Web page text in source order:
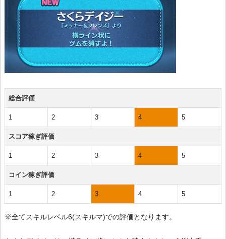
総合評価
1 2 3 4 5
スコア稼ぎ評価
1 2 3 4 5
コイン稼ぎ評価
1 2 3 4 5
※全てスキルレベル6(スキルマ)での評価となります。